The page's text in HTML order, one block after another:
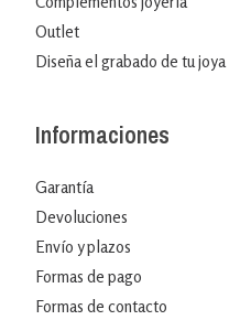
Outlet
Diseña el grabado de tu joya
Informaciones
Garantía
Devoluciones
Envío y plazos
Formas de pago
Formas de contacto